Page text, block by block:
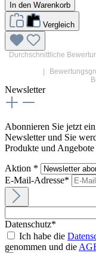
In den Warenkorb
Vergleich
Durchschnittliche
Newsletter
Abonnieren Sie jetzt
Newsletter und Sie
Produkte und
Aktion *
E-Mail-Adresse*
Datenschutz*
Ich habe die
genommen und die